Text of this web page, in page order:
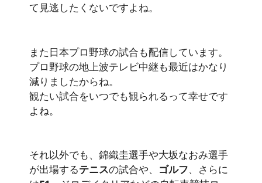
て見逃したくないですよね。
また日本プロ野球の試合も配信しています。
プロ野球の地上波テレビ中継も最近はかなり
減りましたからね。
観たい試合をいつでも観られるって幸せです
よね。
それ以外でも、錦織圭選手や大坂なおみ選手
が出場するテニスの試合や、 ゴルフ、さらに